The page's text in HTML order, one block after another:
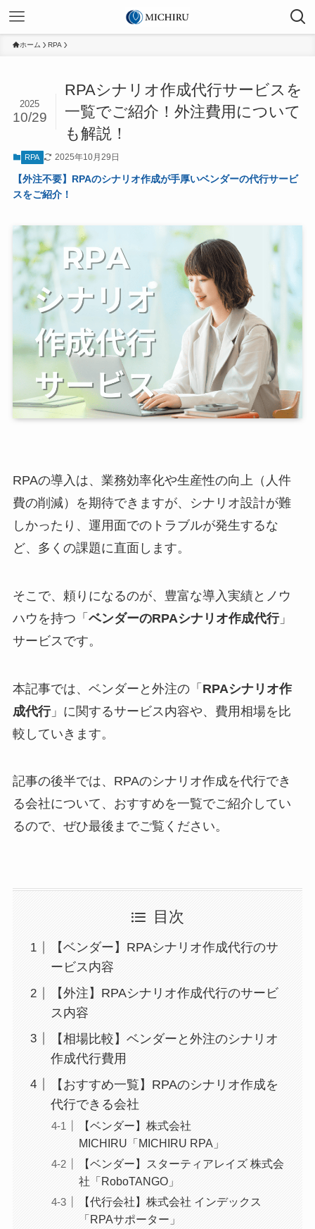
ホーム RPA
RPAシナリオ作成代行サービスを
一覧でご紹介！外注費用について
も解説！
2025
10/29
RPA 2025年10月29日
【外注不要】RPAのシナリオ作成が手厚いベンダーの代行サービ
スをご紹介！
RPAの導入は、業務効率化や生産性の向上（人件
費の削減）を期待できますが、シナリオ設計が難
しかったり、運用面でのトラブルが発生するな
ど、多くの課題に直面します。
そこで、頼りになるのが、豊富な導入実績とノウ
ハウを持つ「 ベンダーのRPAシナリオ作成代行」
サービスです。
本記事では、ベンダーと外注の「 RPAシナリオ作
成代行」に関するサービス内容や、費用相場を比
較していきます。
記事の後半では、RPAのシナリオ作成を代行でき
る会社について、おすすめを一覧でご紹介してい
るので、ぜひ最後までご覧ください。
目次
【ベンダー】RPAシナリオ作成代行のサ
ービス内容
【外注】RPAシナリオ作成代行のサービ
ス内容
【相場比較】ベンダーと外注のシナリオ
作成代行費用
【おすすめ一覧】RPAのシナリオ作成を
代行できる会社
【ベンダー】株式会社
MICHIRU「MICHIRU RPA」
【ベンダー】スターティアレイズ 株式会
社「RoboTANGO」
【代行会社】株式会社 インデックス
「RPAサポーター」